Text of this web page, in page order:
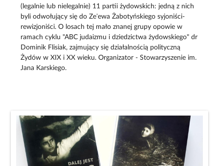
(legalnie lub nielegalnie) 11 partii żydowskich: jedną z nich
byli odwołujący się do Ze’ewa Żabotyńskiego syjoniści-
rewizjoniści. O losach tej mało znanej grupy opowie w
ramach cyklu "ABC judaizmu i dziedzictwa żydowskiego" dr
Dominik Flisiak, zajmujący się działalnością polityczną
Żydów w XIX i XX wieku. Organizator - Stowarzyszenie im.
Jana Karskiego.